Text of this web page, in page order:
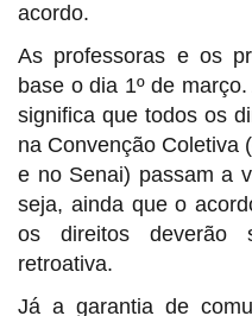
acordo.
As professoras e os
base o dia 1º de
significa que todos os
na Convenção Coletiva
e no Senai) passam a
seja, ainda que o
os direitos deverão
retroativa.
Já a garantia de